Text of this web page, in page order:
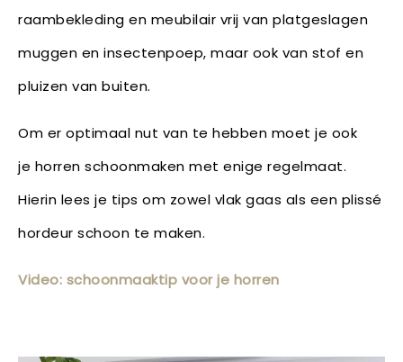
raambekleding en meubilair vrij van platgeslagen
muggen en insectenpoep, maar ook van stof en
pluizen van buiten.
Om er optimaal nut van te hebben moet je ook
je horren schoonmaken met enige regelmaat.
Hierin lees je tips om zowel vlak gaas als een plissé
hordeur schoon te maken.
Video: schoonmaaktip voor je horren